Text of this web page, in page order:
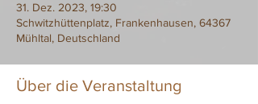
31. Dez. 2023, 19:30
Schwitzhüttenplatz, Frankenhausen, 64367
Mühltal, Deutschland
Über die Veranstaltung